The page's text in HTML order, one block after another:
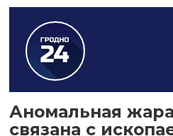
Аномальная
связана с